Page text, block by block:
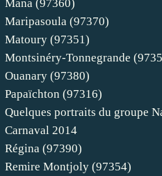
Mana (97360)
Maripasoula (97370)
Matoury (97351)
Montsinéry-Tonnegrande
Ouanary (97380)
Papaïchton (97316)
Quelques portraits du groupe
Carnaval 2014
Régina (97390)
Remire Montjoly (97354)